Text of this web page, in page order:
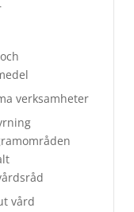
verksamheter
vård